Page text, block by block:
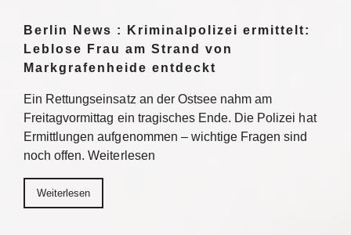
Berlin News : Kriminalpolizei ermittelt:
Leblose Frau am Strand von
Markgrafenheide entdeckt
Ein Rettungseinsatz an der Ostsee nahm am
Freitagvormittag ein tragisches Ende. Die Polizei hat
Ermittlungen aufgenommen – wichtige Fragen sind
noch offen. Weiterlesen
Weiterlesen